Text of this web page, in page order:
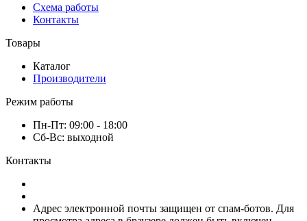
О компании
Схема работы
Каталог
Пн-Пт: 09:00 - 18:00
8 (920) 417-17-34